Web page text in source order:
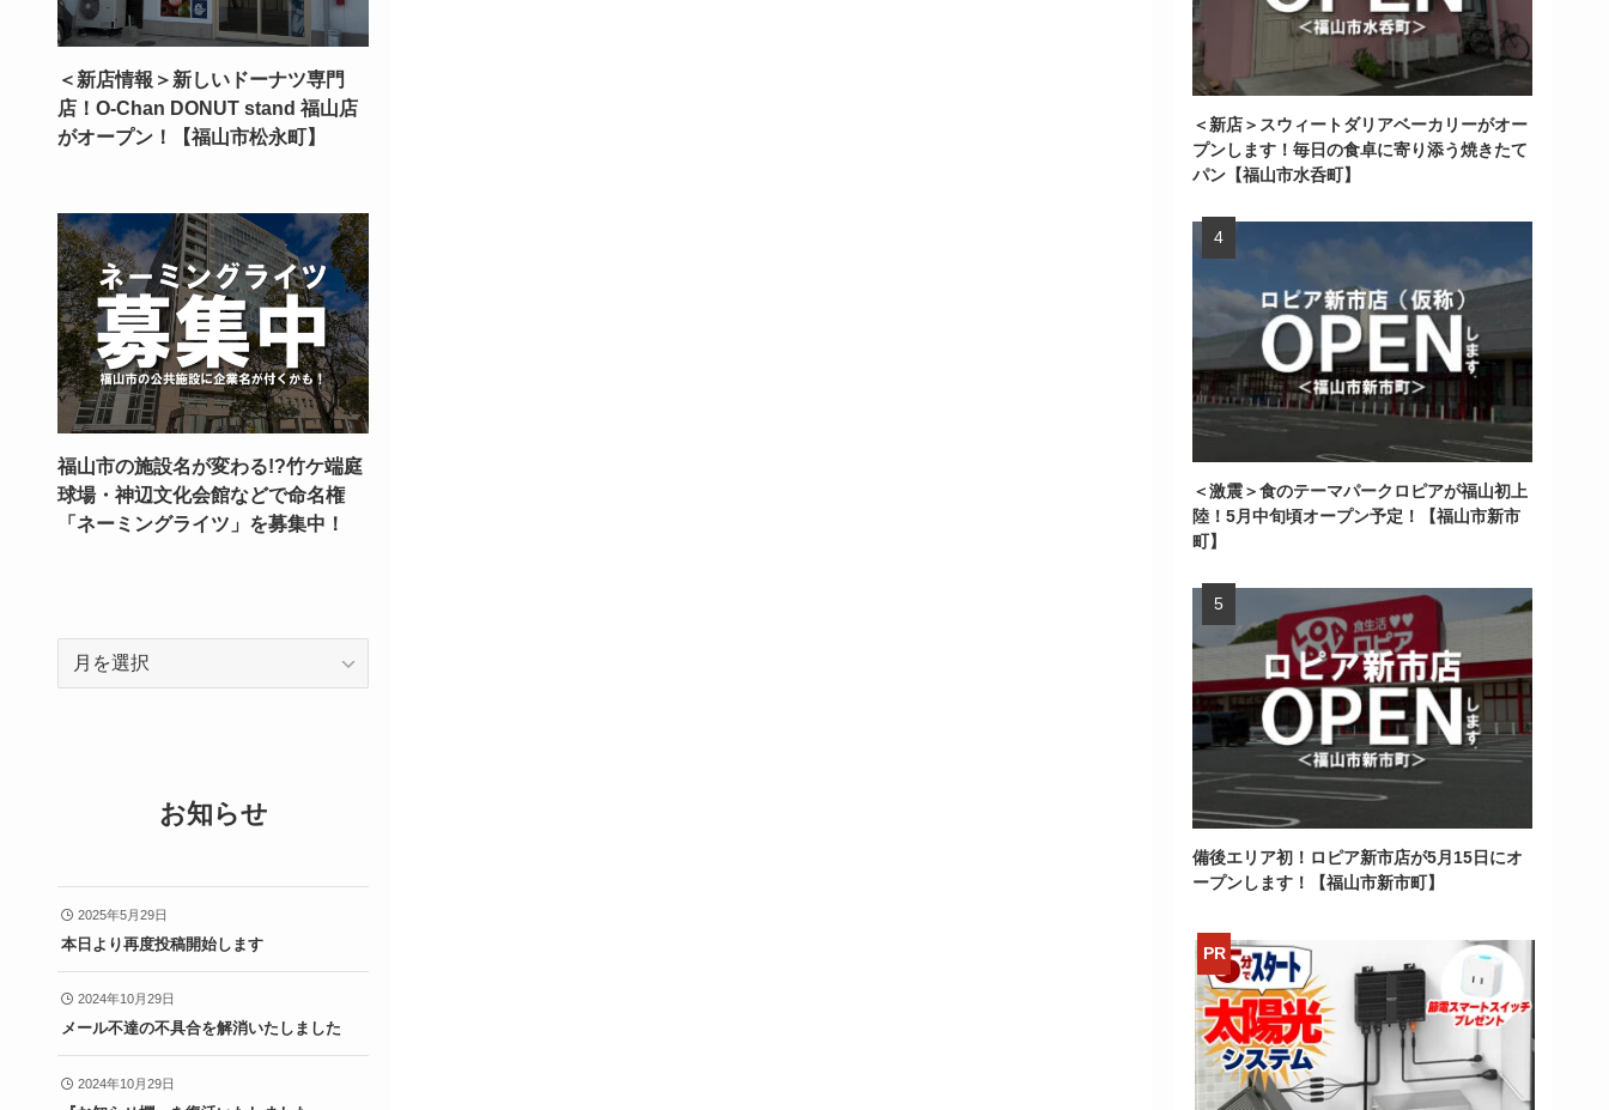
＜新店＞スウィートダリアベーカリーがオー
プンします！毎日の食卓に寄り添う焼きたて
パン【福山市水呑町】
＜激震＞食のテーマパークロピアが福山初上
陸！5月中旬頃オープン予定！【福山市新市
町】
備後エリア初！ロピア新市店が5月15日にオ
ープンします！【福山市新市町】
＜新店情報＞新しいドーナツ専門
店！O-Chan DONUT stand 福山店
がオープン！【福山市松永町】
福山市の施設名が変わる!?竹ケ端庭
球場・神辺文化会館などで命名権
「ネーミングライツ」を募集中！
ー
お知らせ
2025年5月29日
本日より再度投稿開始します
2024年10月29日
メール不達の不具合を解消いたしました
2024年10月29日